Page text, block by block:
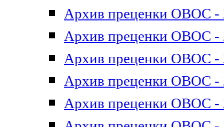
Архив преценки ОВОС -
Архив преценки ОВОС -
Архив преценки ОВОС -
Архив преценки ОВОС -
Архив преценки ОВОС -